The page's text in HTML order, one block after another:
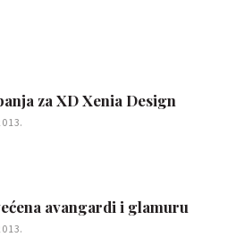
za XD Xenia Design
avangardi i glamuru